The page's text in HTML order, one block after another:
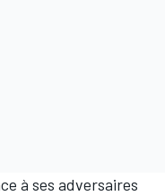
à ses adversaires